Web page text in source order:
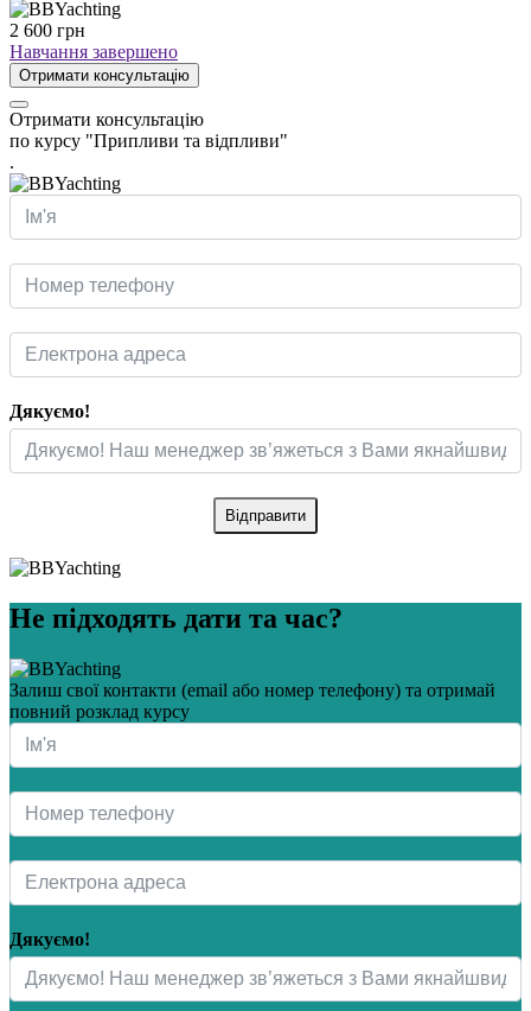
2 600 грн
Навчання завершено
Отримати консультацію
Отримати консультацію
по курсу "Припливи та відпливи"
.
Дякуємо!
Відправити
Не підходять дати та час?
Залиш свої контакти (email або номер телефону) та отримай
повний розклад курсу
Дякуємо!